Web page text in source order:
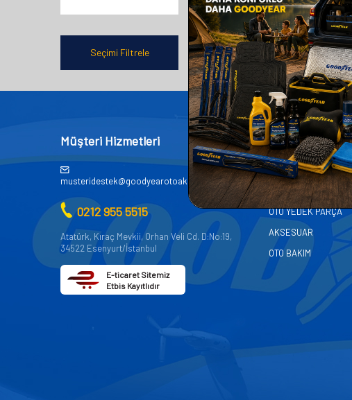
Seçimi Filtrele
Müşteri Hizmetleri
musteridestek@goodyearotoaksesuar.com.tr
0212 955 5515
Atatürk, Kıraç Mevkii, Orhan Veli Cd. D:No:19,
34522 Esenyurt/İstanbul
E-ticaret Sitemiz
Etbis Kayıtlıdır
Kategoriler
AKÜ
OTO KİMYASALLARI
OTO YEDEK PARÇA
AKSESUAR
OTO BAKIM